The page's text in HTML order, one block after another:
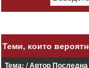
Теми, които
Тема: / АвторПоследна